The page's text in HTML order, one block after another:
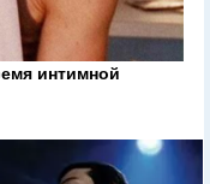
интимной